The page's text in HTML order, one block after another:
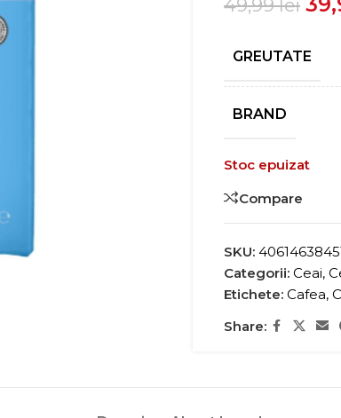
49,99lei
GREUTATE
BRAND
Stoc epuizat
Compare
SKU:
Categorii: Ceai,
Etichete: Cafea,
Share: